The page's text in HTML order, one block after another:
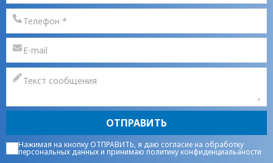
ОТПРАВИТЬ
Нажимая на кнопку ОТПРАВИТЬ, я даю согласие на обработку
персональных данныхи принимаюполитику конфиденциальаности